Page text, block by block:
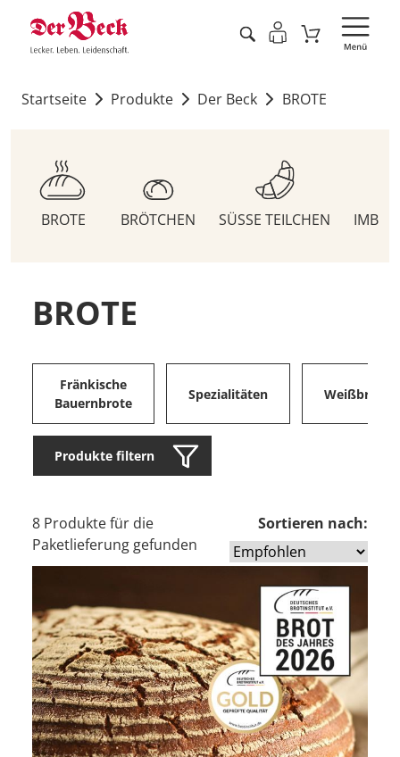
Startseite Produkte Der Beck BROTE
BROTE BRÖTCHEN SÜSSE TEILCHEN
BROTE
Fränkische
Bauernbrote
Spezialitäten Weißbrote
Produkte filtern
8 Produkte für die
Paketlieferung gefunden
Sortieren nach: